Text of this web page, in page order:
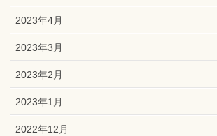
2023年4月
2023年3月
2023年2月
2023年1月
2022年12月